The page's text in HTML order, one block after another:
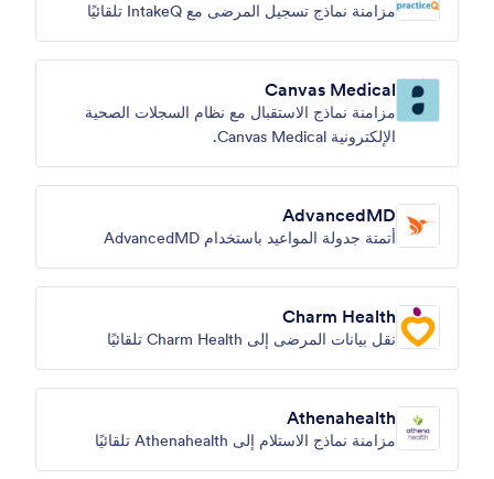
مزامنة نماذج تسجيل المرضى مع IntakeQ تلقائيًا
Canvas Medical
مزامنة نماذج الاستقبال مع نظام السجلات الصحية
الإلكترونية Canvas Medical.
AdvancedMD
أتمتة جدولة المواعيد باستخدام AdvancedMD
Charm Health
نقل بيانات المرضى إلى Charm Health تلقائيًا
Athenahealth
مزامنة نماذج الاستلام إلى Athenahealth تلقائيًا